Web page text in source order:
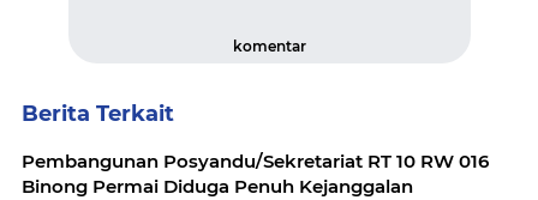
komentar
Berita Terkait
Pembangunan Posyandu/Sekretariat RT 10 RW 016
Binong Permai Diduga Penuh Kejanggalan